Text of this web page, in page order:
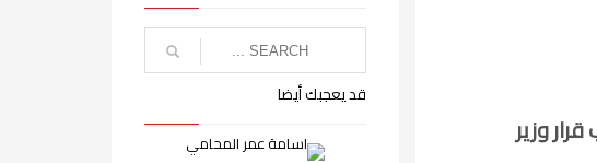
وزير
قد يعجبك أيضا